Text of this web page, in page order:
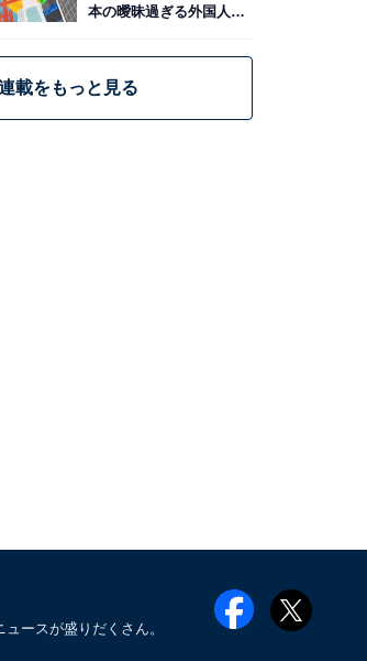
本の曖昧過ぎる外国人政
載をもっと見る
ースが盛りだくさん。